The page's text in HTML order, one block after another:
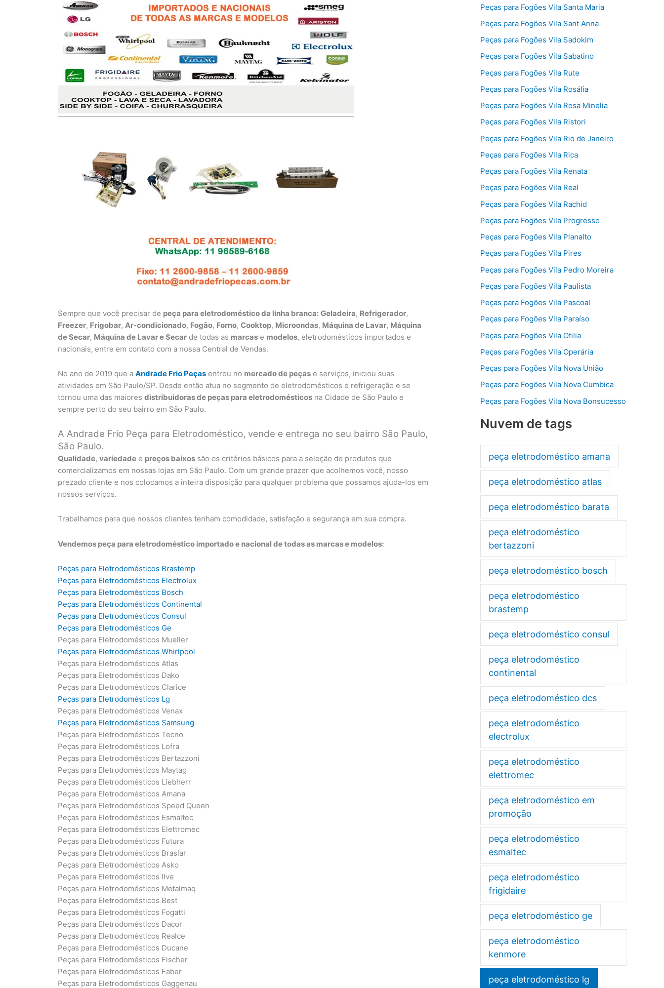
Sempre que você precisar de peça para eletrodoméstico da linha branca: Geladeira, Refrigerador,
Freezer, Frigobar, Ar-condicionado, Fogão, Forno, Cooktop, Microondas, Máquina de Lavar, Máquina
de Secar, Máquina de Lavar e Secar de todas as marcas e modelos, eletrodomésticos importados e
nacionais, entre em contato com a nossa Central de Vendas.
No ano de 2019 que a Andrade Frio Peças entrou no mercado de peças e serviços, iniciou suas
atividades em São Paulo/SP. Desde então atua no segmento de eletrodomésticos e refrigeração e se
tornou uma das maiores distribuidoras de peças para eletrodomésticos na Cidade de São Paulo e
sempre perto do seu bairro em São Paulo.
A Andrade Frio Peça para Eletrodoméstico, vende e entrega no seu bairro São Paulo,
São Paulo.
Qualidade, variedade e preços baixos são os critérios básicos para a seleção de produtos que
comercializamos em nossas lojas em São Paulo. Com um grande prazer que acolhemos você, nosso
prezado cliente e nos colocamos a inteira disposição para qualquer problema que possamos ajuda-los em
nossos serviços.
Trabalhamos para que nossos clientes tenham comodidade, satisfação e segurança em sua compra.
Vendemos peça para eletrodoméstico importado e nacional de todas as marcas e modelos:
Peças para Eletrodomésticos Brastemp
Peças para Eletrodomésticos Electrolux
Peças para Eletrodomésticos Bosch
Peças para Eletrodomésticos Continental
Peças para Eletrodomésticos Consul
Peças para Eletrodomésticos Ge
Peças para Eletrodomésticos Mueller
Peças para Eletrodomésticos Whirlpool
Peças para Eletrodomésticos Atlas
Peças para Eletrodomésticos Dako
Peças para Eletrodomésticos Clarice
Peças para Eletrodomésticos Lg
Peças para Eletrodomésticos Venax
Peças para Eletrodomésticos Samsung
Peças para Eletrodomésticos Tecno
Peças para Eletrodomésticos Lofra
Peças para Eletrodomésticos Bertazzoni
Peças para Eletrodomésticos Maytag
Peças para Eletrodomésticos Liebherr
Peças para Eletrodomésticos Amana
Peças para Eletrodomésticos Speed Queen
Peças para Eletrodomésticos Esmaltec
Peças para Eletrodomésticos Elettromec
Peças para Eletrodomésticos Futura
Peças para Eletrodomésticos Braslar
Peças para Eletrodomésticos Asko
Peças para Eletrodomésticos Ilve
Peças para Eletrodomésticos Metalmaq
Peças para Eletrodomésticos Best
Peças para Eletrodomésticos Fogatti
Peças para Eletrodomésticos Dacor
Peças para Eletrodomésticos Realce
Peças para Eletrodomésticos Ducane
Peças para Eletrodomésticos Fischer
Peças para Eletrodomésticos Faber
Peças para Eletrodomésticos Gaggenau
Peças para Fogões Vila Santa Maria
Peças para Fogões Vila Sant Anna
Peças para Fogões Vila Sadokim
Peças para Fogões Vila Sabatino
Peças para Fogões Vila Rute
Peças para Fogões Vila Rosália
Peças para Fogões Vila Rosa Minelia
Peças para Fogões Vila Ristori
Peças para Fogões Vila Rio de Janeiro
Peças para Fogões Vila Rica
Peças para Fogões Vila Renata
Peças para Fogões Vila Real
Peças para Fogões Vila Rachid
Peças para Fogões Vila Progresso
Peças para Fogões Vila Planalto
Peças para Fogões Vila Pires
Peças para Fogões Vila Pedro Moreira
Peças para Fogões Vila Paulista
Peças para Fogões Vila Pascoal
Peças para Fogões Vila Paraíso
Peças para Fogões Vila Otilia
Peças para Fogões Vila Operária
Peças para Fogões Vila Nova União
Peças para Fogões Vila Nova Cumbica
Peças para Fogões Vila Nova Bonsucesso
Nuvem de tags
peça eletrodoméstico amana
peça eletrodoméstico atlas
peça eletrodoméstico barata
peça eletrodoméstico
bertazzoni
peça eletrodoméstico bosch
peça eletrodoméstico
brastemp
peça eletrodoméstico consul
peça eletrodoméstico
continental
peça eletrodoméstico dcs
peça eletrodoméstico
electrolux
peça eletrodoméstico
elettromec
peça eletrodoméstico em
promoção
peça eletrodoméstico
esmaltec
peça eletrodoméstico
frigidaire
peça eletrodoméstico ge
peça eletrodoméstico
kenmore
peça eletrodoméstico lg